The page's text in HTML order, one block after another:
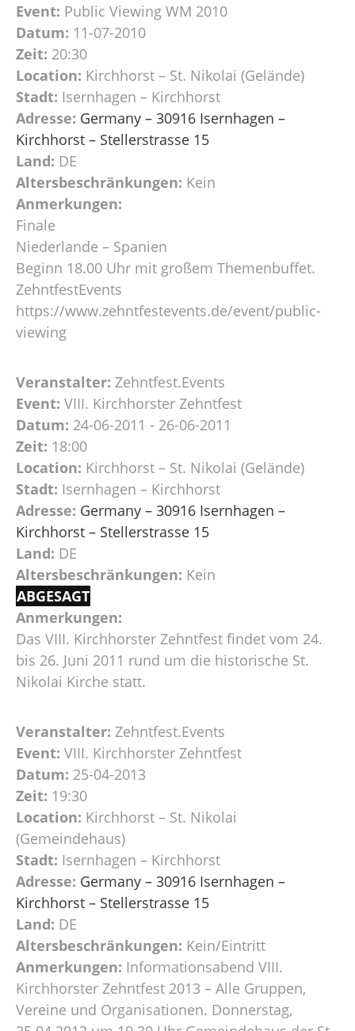
Event: Public Viewing WM 2010
Datum: 11-07-2010
Zeit: 20:30
Location: Kirchhorst – St. Nikolai (Gelände)
Stadt: Isernhagen – Kirchhorst
Adresse: Germany – 30916 Isernhagen –
Kirchhorst – Stellerstrasse 15
Land: DE
Altersbeschränkungen: Kein
Anmerkungen:
Finale
Niederlande – Spanien
Beginn 18.00 Uhr mit großem Themenbuffet.
ZehntfestEvents
https://www.zehntfestevents.de/event/public-
viewing
Veranstalter: Zehntfest.Events
Event: VIII. Kirchhorster Zehntfest
Datum: 24-06-2011 - 26-06-2011
Zeit: 18:00
Location: Kirchhorst – St. Nikolai (Gelände)
Stadt: Isernhagen – Kirchhorst
Adresse: Germany – 30916 Isernhagen –
Kirchhorst – Stellerstrasse 15
Land: DE
Altersbeschränkungen: Kein
ABGESAGT
Anmerkungen:
Das VIII. Kirchhorster Zehntfest findet vom 24.
bis 26. Juni 2011 rund um die historische St.
Nikolai Kirche statt.
Veranstalter: Zehntfest.Events
Event: VIII. Kirchhorster Zehntfest
Datum: 25-04-2013
Zeit: 19:30
Location: Kirchhorst – St. Nikolai
(Gemeindehaus)
Stadt: Isernhagen – Kirchhorst
Adresse: Germany – 30916 Isernhagen –
Kirchhorst – Stellerstrasse 15
Land: DE
Altersbeschränkungen: Kein/Eintritt
Anmerkungen: Informationsabend VIII.
Kirchhorster Zehntfest 2013 – Alle Gruppen,
Vereine und Organisationen. Donnerstag,